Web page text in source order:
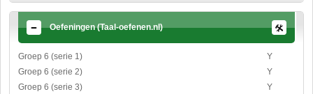
Oefeningen (Taal-oefenen.nl)
Groep 6 (serie 1)
Y
Groep 6 (serie 2)
Y
Groep 6 (serie 3)
Y